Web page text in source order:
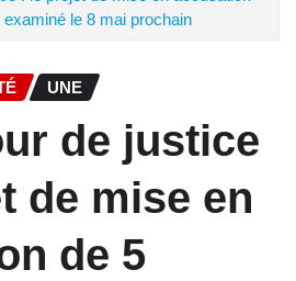
le 8 mai prochain
UNE
de justice
de mise en
de 5